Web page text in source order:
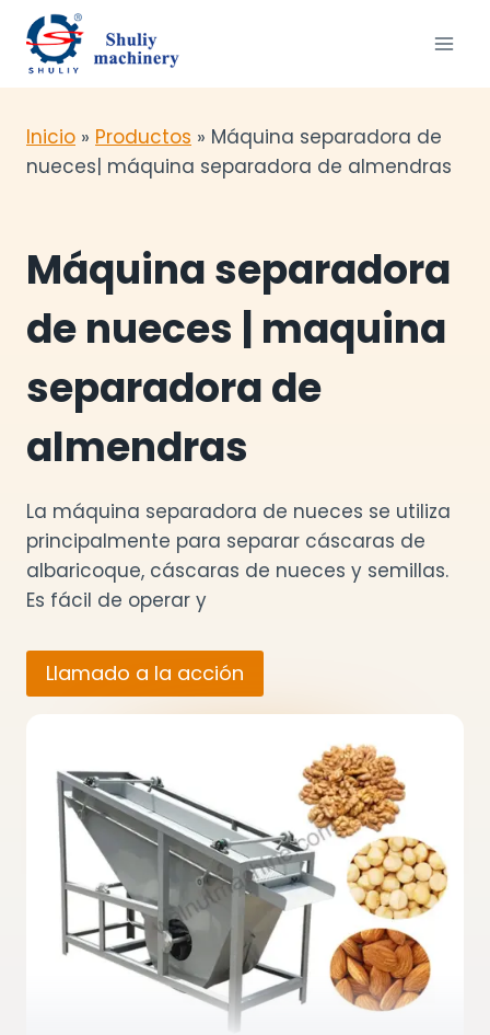
Saltar
contenido
Inicio » Productos » Máquina separadora de
nueces| máquina separadora de almendras
Máquina separadora
de nueces | maquina
separadora de
almendras
La máquina separadora de nueces se utiliza
principalmente para separar cáscaras de
albaricoque, cáscaras de nueces y semillas.
Es fácil de operar y
Llamado a la acción